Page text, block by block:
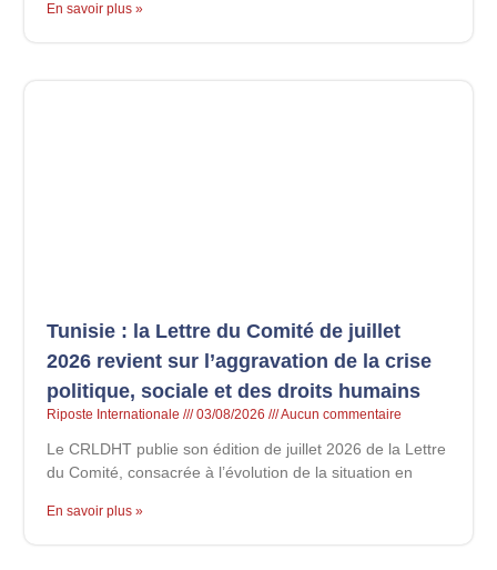
En savoir plus »
Tunisie : la Lettre du Comité de juillet
2026 revient sur l’aggravation de la crise
politique, sociale et des droits humains
Riposte Internationale 03/08/2026 Aucun commentaire
Le CRLDHT publie son édition de juillet 2026 de la Lettre
du Comité, consacrée à l’évolution de la situation en
En savoir plus »